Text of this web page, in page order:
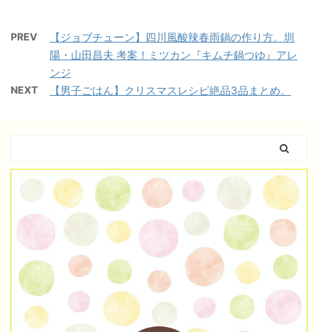
PREV
【ジョブチューン】四川風酸辣春雨鍋の作り方。圳
陽・山田昌夫 考案！ミツカン『キムチ鍋つゆ』アレ
ンジ
NEXT 【男子ごはん】クリスマスレシピ絶品3品まとめ。